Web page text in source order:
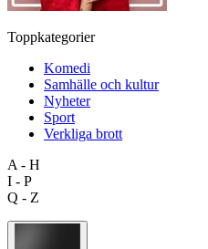
Toppkategorier
Komedi
Samhälle och kultur
Nyheter
Sport
Verkliga brott
A - H
I - P
Q - Z